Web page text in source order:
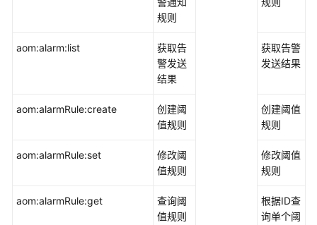
规则
aom:alarm:list
获取告
警发送
结果
获取告警
发送结果
aom:alarmRule:create
创建阈
值规则
创建阈值
规则
aom:alarmRule:set
修改阈
值规则
修改阈值
规则
aom:alarmRule:get
查询阈
值规则
根据ID查
询单个阈